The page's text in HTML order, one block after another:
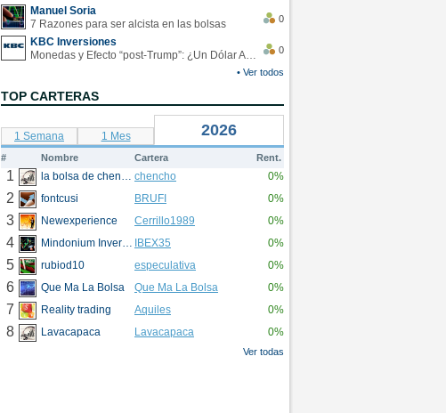
Manuel Soria
7 Razones para ser alcista en las bolsas
0
KBC Inversiones
Monedas y Efecto “post-Trump”: ¿Un Dólar Americano operando en rangos?
0
• Ver todos
TOP CARTERAS
1 Semana 1 Mes 2026
# Nombre Cartera Rent.
1 la bolsa de chencho chencho 0%
2 fontcusi BRUFI 0%
3 Newexperience Cerrillo1989 0%
4 Mindonium Inversions IBEX35 0%
5 rubiod10 especulativa 0%
6 Que Ma La Bolsa Que Ma La Bolsa 0%
7 Reality trading Aquiles 0%
8 Lavacapaca Lavacapaca 0%
Ver todas